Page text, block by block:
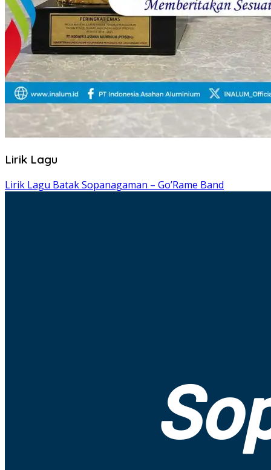
Lirik Lagu
Lirik Lagu Batak Sopanagaman – Go’Rame Band